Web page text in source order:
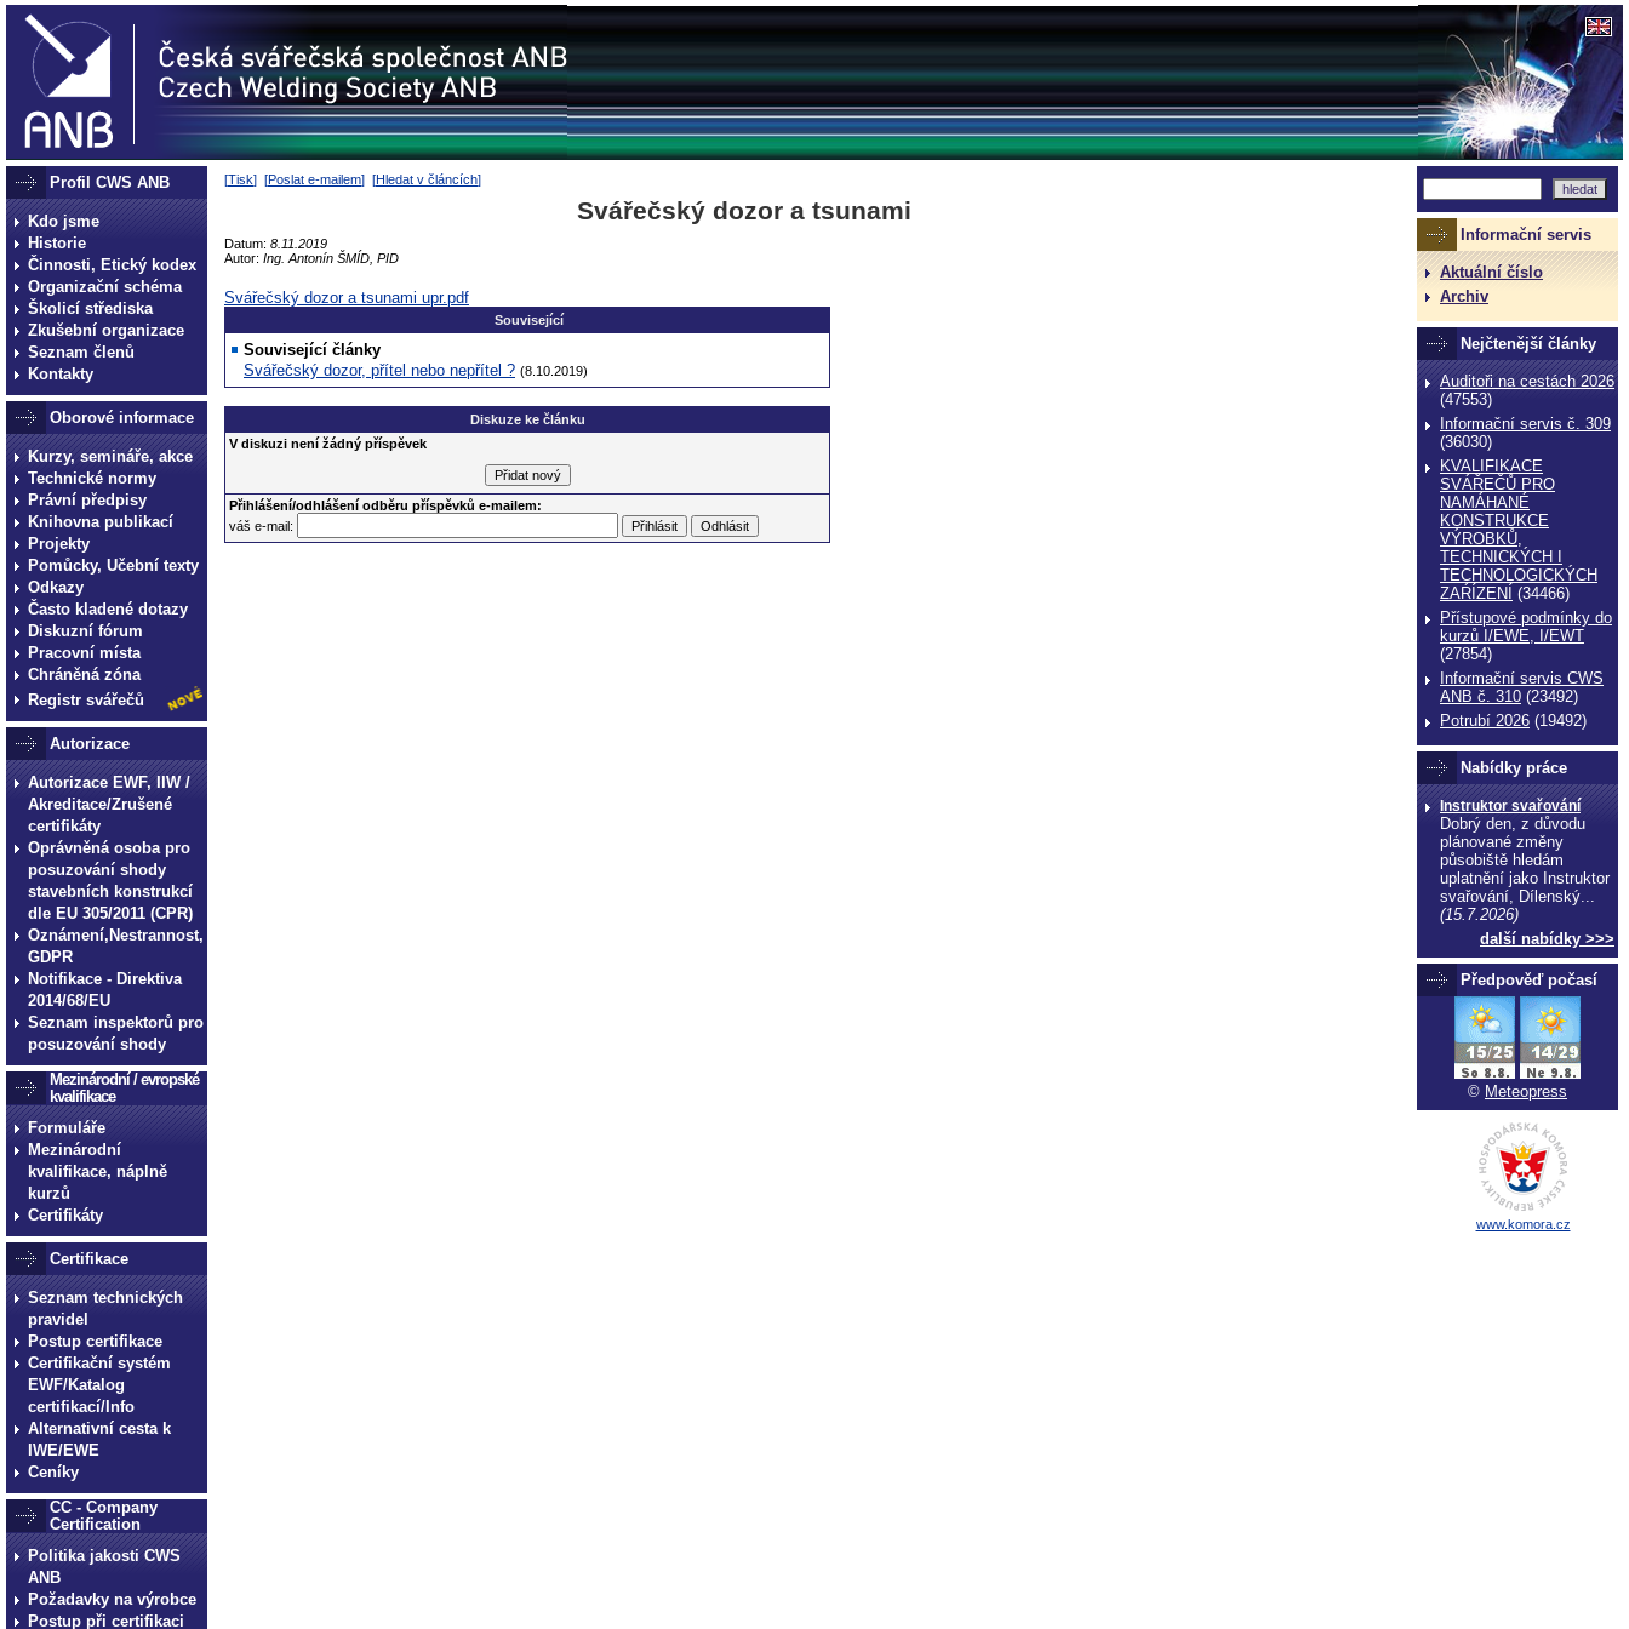
Profil CWS ANB
Kdo jsme
Historie
Činnosti, Etický kodex
Organizační schéma
Školicí střediska
Zkušební organizace
Seznam členů
Kontakty
Oborové informace
Kurzy, semináře, akce
Technické normy
Právní předpisy
Knihovna publikací
Projekty
Pomůcky, Učební texty
Odkazy
Často kladené dotazy
Diskuzní fórum
Pracovní místa
Chráněná zóna
Registr svářečů
Autorizace
Autorizace EWF, IIW /
Akreditace/Zrušené
certifikáty
Oprávněná osoba pro
posuzování shody
stavebních konstrukcí
dle EU 305/2011 (CPR)
Oznámení,Nestrannost,
GDPR
Notifikace - Direktiva
2014/68/EU
Seznam inspektorů pro
posuzování shody
Mezinárodní / evropské
kvalifikace
Formuláře
Mezinárodní
kvalifikace, náplně
kurzů
Certifikáty
Certifikace
Seznam technických
pravidel
Postup certifikace
Certifikační systém
EWF/Katalog
certifikací/Info
Alternativní cesta k
IWE/EWE
Ceníky
CC - Company
Certification
Politika jakosti CWS
ANB
Požadavky na výrobce
Postup při certifikaci
[Tisk] [Poslat e-mailem] [Hledat v článcích]
Svářečský dozor a tsunami
Datum: 8.11.2019
Autor: Ing. Antonín ŠMÍD, PID
Svářečský dozor a tsunami upr.pdf
Související
Související články
Svářečský dozor, přítel nebo nepřítel ? (8.10.2019)
Diskuze ke článku
V diskuzi není žádný příspěvek
Přihlášení/odhlášení odběru příspěvků e-mailem:
váš e-mail:
Informační servis
Aktuální číslo
Archiv
Nejčtenější články
Auditoři na cestách 2026
(47553)
Informační servis č. 309
(36030)
KVALIFIKACE
SVÁŘEČŮ PRO
NAMÁHANÉ
KONSTRUKCE
VÝROBKŮ,
TECHNICKÝCH I
TECHNOLOGICKÝCH
ZAŔÍZENÍ (34466)
Přístupové podmínky do
kurzů I/EWE, I/EWT
(27854)
Informační servis CWS
ANB č. 310 (23492)
Potrubí 2026 (19492)
Nabídky práce
Instruktor svařování
Dobrý den, z důvodu
plánované změny
působiště hledám
uplatnění jako Instruktor
svařování, Dílenský...
(15.7.2026)
další nabídky >>>
Předpověď počasí
© Meteopress
www.komora.cz